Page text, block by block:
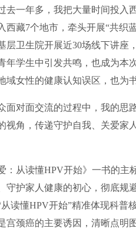
一年多，我把大量时间投入
西藏7个地市，牵头开展“共织
层卫生院开展近30场线下讲座
年学生中引发共鸣，也成为本
域女性的健康认知误区，也为
对面交流的过程中，我的思
视角，传递守护自我、关爱家
从读懂HPV开始》一书的主
守护家人健康的初心，彻底规
读懂HPV开始”精准体现科普
宫颈癌的主要诱因，清晰点明